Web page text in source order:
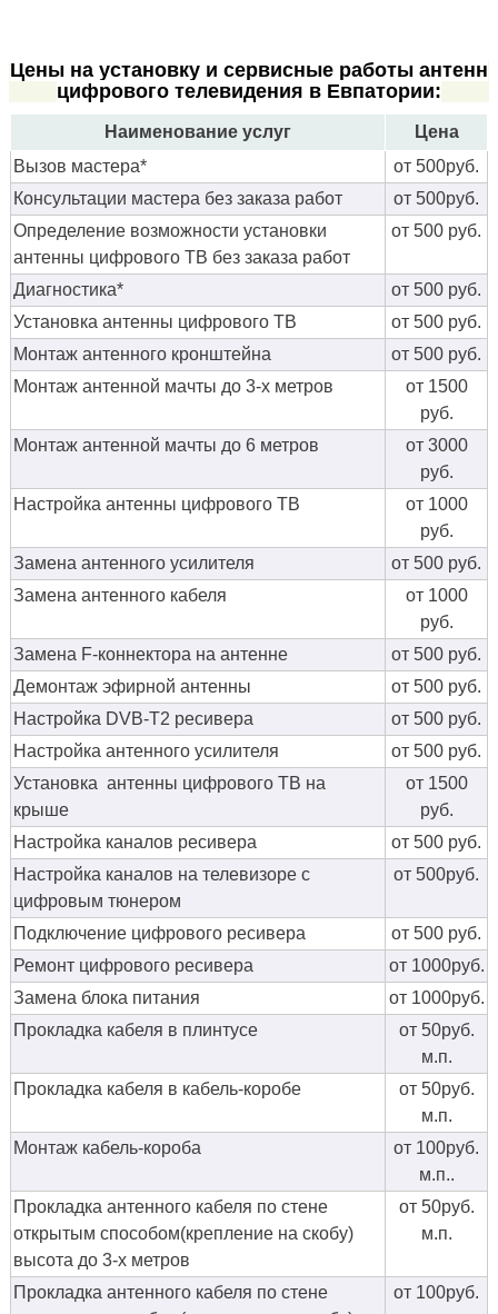
Цены на установку и сервисные работы антенн
цифрового телевидения в Евпатории:
Наименование услуг
Цена
Вызов мастера*
от 500руб.
Консультации мастера без заказа работ
от 500руб.
Определение возможности установки
антенны цифрового ТВ без заказа работ
от 500 руб.
Диагностика*
от 500 руб.
Установка антенны цифрового ТВ
от 500 руб.
Монтаж антенного кронштейна
от 500 руб.
Монтаж антенной мачты до 3-х метров
от 1500
руб.
Монтаж антенной мачты до 6 метров
от 3000
руб.
Настройка антенны цифрового ТВ
от 1000
руб.
Замена антенного усилителя
от 500 руб.
Замена антенного кабеля
от 1000
руб.
Замена F-коннектора на антенне
от 500 руб.
Демонтаж эфирной антенны
от 500 руб.
Настройка DVB-T2 ресивера
от 500 руб.
Настройка антенного усилителя
от 500 руб.
Установка антенны цифрового ТВ на
крыше
от 1500
руб.
Настройка каналов ресивера
от 500 руб.
Настройка каналов на телевизоре с
цифровым тюнером
от 500руб.
Подключение цифрового ресивера
от 500 руб.
Ремонт цифрового ресивера
от 1000руб.
Замена блока питания
от 1000руб.
Прокладка кабеля в плинтусе
от 50руб.
м.п.
Прокладка кабеля в кабель-коробе
от 50руб.
м.п.
Монтаж кабель-короба
от 100руб.
м.п..
Прокладка антенного кабеля по стене
открытым способом(крепление на скобу)
высота до 3-х метров
от 50руб.
м.п.
Прокладка антенного кабеля по стене
от 100руб.